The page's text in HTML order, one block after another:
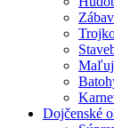
Dojčenské